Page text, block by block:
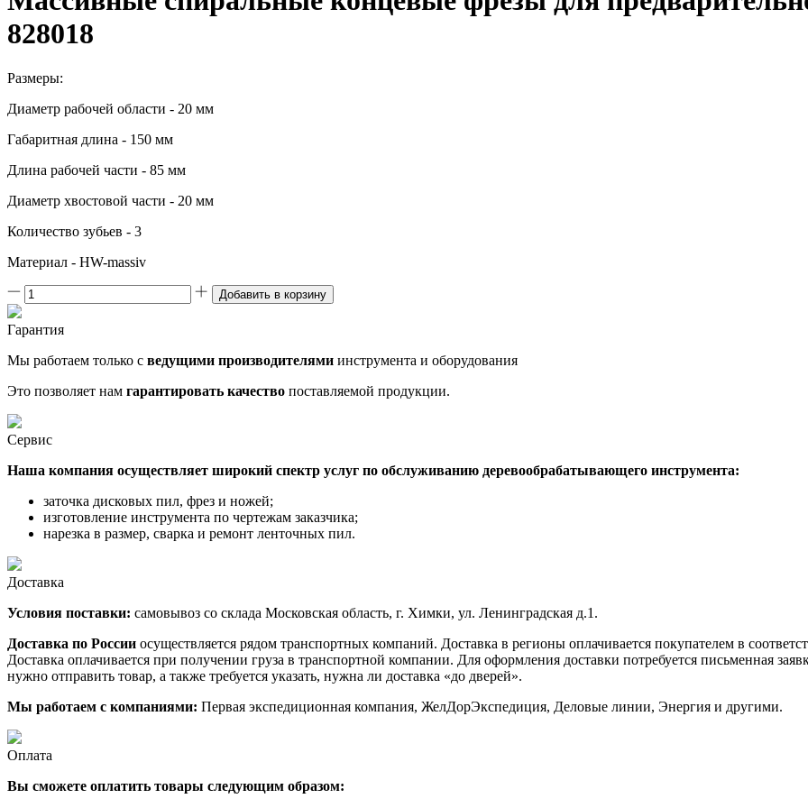
828018
Размеры:
Диаметр рабочей области - 20 мм
Габаритная длина - 150 мм
Длина рабочей части - 85 мм
Диаметр хвостовой части - 20 мм
Количество зубьев - 3
Материал - HW-massiv
Добавить в корзину
Гарантия
Мы работаем только с ведущими производителями инструмента и оборудования
Это позволяет нам гарантировать качество поставляемой продукции.
Сервис
Наша компания осуществляет широкий спектр услуг по обслуживанию деревообрабатывающего инструмента:
заточка дисковых пил, фрез и ножей;
изготовление инструмента по чертежам заказчика;
нарезка в размер, сварка и ремонт ленточных пил.
Доставка
Условия поставки: самовывоз со склада Московская область, г. Химки, ул. Ленинградская д.1.
Доставка по России осуществляется рядом транспортных компаний. Доставка в регионы оплачивается покупателем в
Доставка оплачивается при получении груза в транспортной компании. Для оформления доставки потребуется письменная
нужно отправить товар, а также требуется указать, нужна ли доставка «до дверей».
Мы работаем с компаниями: Первая экспедиционная компания, ЖелДорЭкспедиция, Деловые линии, Энергия и другими.
Оплата
Вы сможете оплатить товары следующим образом: